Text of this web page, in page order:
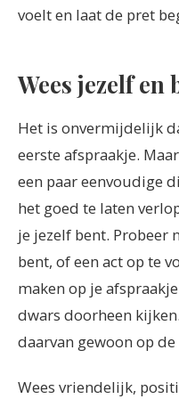
voelt en laat de pret
Wees jezelf en
Het is onvermijdelijk
eerste afspraakje.
een paar eenvoudige
het goed te laten
je jezelf bent. Probeer
bent, of een act op te
maken op je
dwars doorheen
daarvan gewoon op
Wees vriendelijk,